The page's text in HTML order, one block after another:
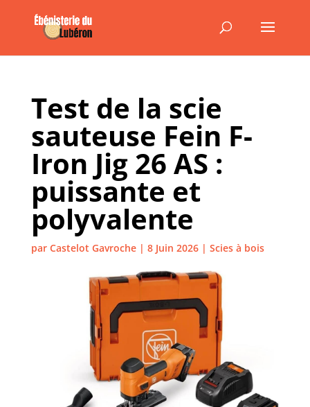
Test de la scie
sauteuse Fein F-
Iron Jig 26 AS :
puissante et
polyvalente
par Castelot Gavroche| 8 Juin 2026| Scies à bois